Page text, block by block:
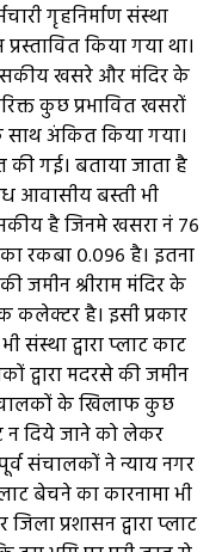
गृहनिर्माण संस्था
किया गया था।
खसरे और मंदिर के
कुछ प्रभावित खसरों
अंकित किया गया।
गई। बताया जाता है
आवासीय बस्ती भी
है जिनमे खसरा नं ७६
रकबा ०.०९६ है। इतना
जमीन श्रीराम मंदिर के
है। इसी प्रकार
संस्था द्वारा प्लाट काट
द्वारा मदरसे की जमीन
के खिलाफ कुछ
न दिये जाने को लेकर
संचालकों ने न्याय नगर
बेचने का कारनामा भी
प्रशासन द्वारा प्लाट